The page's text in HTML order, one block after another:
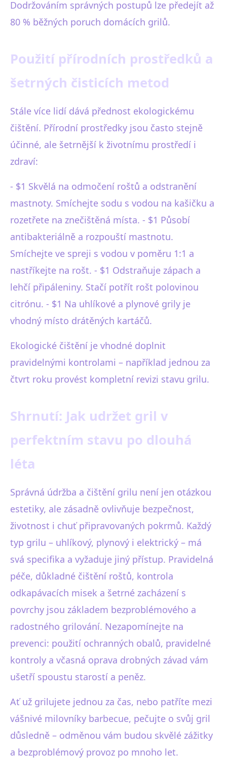
Dodržováním správných postupů lze předejít až
80 % běžných poruch domácích grilů.
Použití přírodních prostředků a
šetrných čisticích metod
Stále více lidí dává přednost ekologickému
čištění. Přírodní prostředky jsou často stejně
účinné, ale šetrnější k životnímu prostředí i
zdraví:
- $1 Skvělá na odmočení roštů a odstranění
mastnoty. Smíchejte sodu s vodou na kašičku a
rozetřete na znečištěná místa. - $1 Působí
antibakteriálně a rozpouští mastnotu.
Smíchejte ve spreji s vodou v poměru 1:1 a
nastříkejte na rošt. - $1 Odstraňuje zápach a
lehčí připáleniny. Stačí potřít rošt polovinou
citrónu. - $1 Na uhlíkové a plynové grily je
vhodný místo drátěných kartáčů.
Ekologické čištění je vhodné doplnit
pravidelnými kontrolami – například jednou za
čtvrt roku provést kompletní revizi stavu grilu.
Shrnutí: Jak udržet gril v
perfektním stavu po dlouhá
léta
Správná údržba a čištění grilu není jen otázkou
estetiky, ale zásadně ovlivňuje bezpečnost,
životnost i chuť připravovaných pokrmů. Každý
typ grilu – uhlíkový, plynový i elektrický – má
svá specifika a vyžaduje jiný přístup. Pravidelná
péče, důkladné čištění roštů, kontrola
odkapávacích misek a šetrné zacházení s
povrchy jsou základem bezproblémového a
radostného grilování. Nezapomínejte na
prevenci: použití ochranných obalů, pravidelné
kontroly a včasná oprava drobných závad vám
ušetří spoustu starostí a peněz.
Ať už grilujete jednou za čas, nebo patříte mezi
vášnivé milovníky barbecue, pečujte o svůj gril
důsledně – odměnou vám budou skvělé zážitky
a bezproblémový provoz po mnoho let.